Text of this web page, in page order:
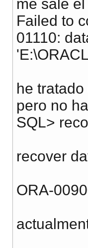
me sale
Failed to
01110:
he
pero no
SQL>
recover
ORA-